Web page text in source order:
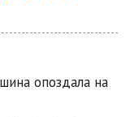
опоздала на